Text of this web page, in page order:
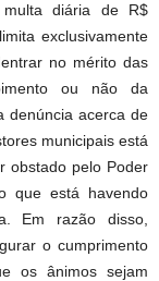
diária de R$
exclusivamente
no mérito das
ou não da
denúncia acerca de
municipais está
obstado pelo Poder
que está havendo
Em razão disso,
o cumprimento
os ânimos sejam